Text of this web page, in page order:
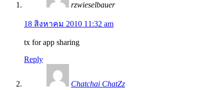
rzwieselbauer
18 สิงหาคม 2010 11:32 am
tx for app sharing
Reply
Chatchai ChatZz